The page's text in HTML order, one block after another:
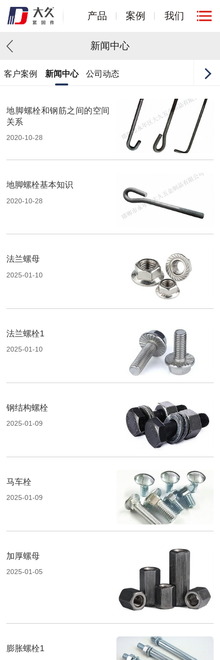
产品 案例 我们
新闻中心
客户案例 新闻中心 公司动态
地脚螺栓和钢筋之间的空间
关系
2020-10-28
地脚螺栓基本知识
2020-10-28
法兰螺母
2025-01-10
法兰螺栓1
2025-01-10
钢结构螺栓
2025-01-09
马车栓
2025-01-09
加厚螺母
2025-01-05
膨胀螺栓1